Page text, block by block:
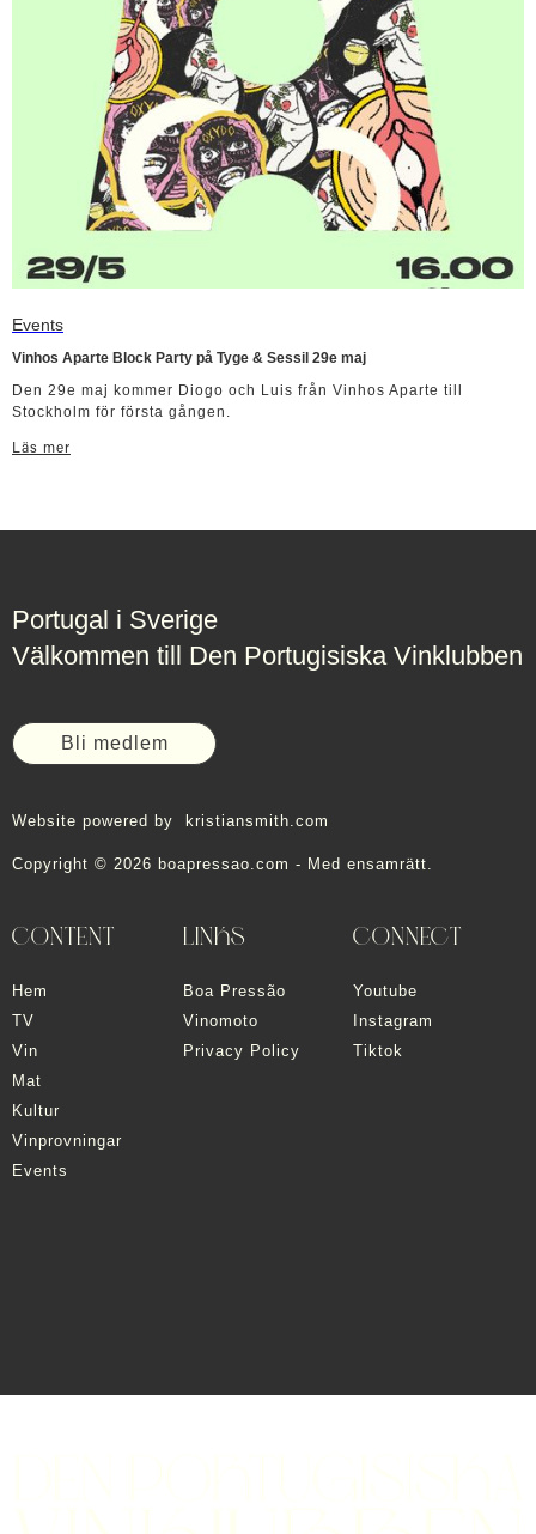
Events
Vinhos Aparte Block Party på Tyge & Sessil 29e maj
Den 29e maj kommer Diogo och Luis från Vinhos Aparte till
Stockholm för första gången.
Läs mer
Portugal i Sverige
Välkommen till Den Portugisiska Vinklubben
Bli medlem
Website powered by kristiansmith.com
Copyright © 2026 boapressao.com - Med ensamrätt.
CONTENT
Hem
TV
Vin
Mat
Kultur
Vinprovningar
Events
LINKS
Boa Pressão
Vinomoto
Privacy Policy
CONNECT
Youtube
Instagram
Tiktok